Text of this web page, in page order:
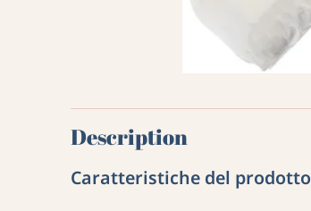
Description
Caratteristiche del prodotto